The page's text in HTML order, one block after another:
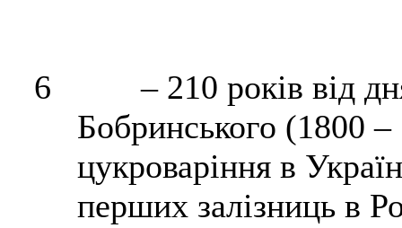
6
– 210 років від
Бобринського (1800 –
цукроваріння в
перших залізниць в